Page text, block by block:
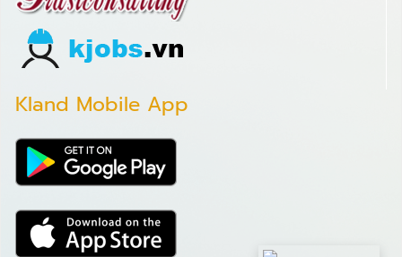
Kland Mobile App